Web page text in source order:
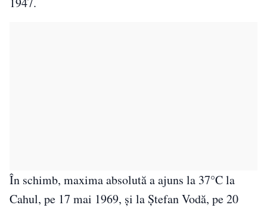
În schimb, maxima absolută a ajuns la 37°C la
Cahul, pe 17 mai 1969, și la Ștefan Vodă, pe 20